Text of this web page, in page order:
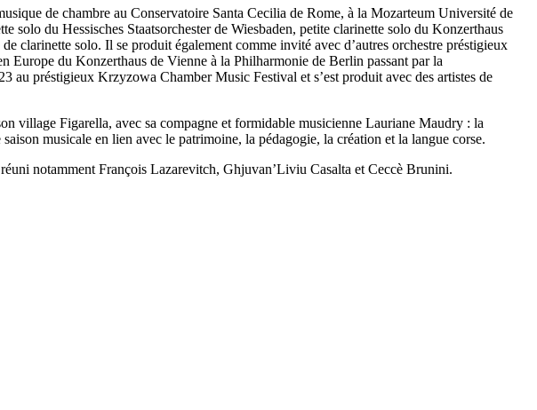
de chambre au Conservatoire Santa Cecilia de Rome, à la Mozarteum Université de
du Hessisches Staatsorchester de Wiesbaden, petite clarinette solo du Konzerthaus
clarinette solo. Il se produit également comme invité avec d’autres orchestre préstigieux
Europe du Konzerthaus de Vienne à la Philharmonie de Berlin passant par la
préstigieux Krzyzowa Chamber Music Festival et s’est produit avec des artistes de
village Figarella, avec sa compagne et formidable musicienne Lauriane Maudry : la
musicale en lien avec le patrimoine, la pédagogie, la création et la langue corse.
notamment François Lazarevitch, Ghjuvan’Liviu Casalta et Ceccè Brunini.